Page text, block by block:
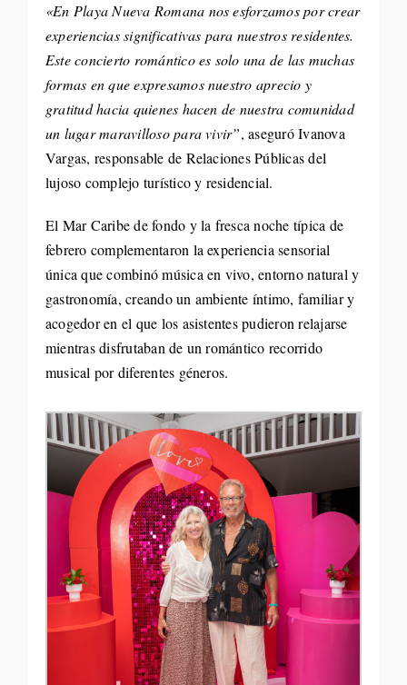
«En Playa Nueva Romana nos esforzamos por crear
experiencias significativas para nuestros residentes.
Este concierto romántico es solo una de las muchas
formas en que expresamos nuestro aprecio y
gratitud hacia quienes hacen de nuestra comunidad
un lugar maravilloso para vivir”, aseguró Ivanova
Vargas, responsable de Relaciones Públicas del
lujoso complejo turístico y residencial.
El Mar Caribe de fondo y la fresca noche típica de
febrero complementaron la experiencia sensorial
única que combinó música en vivo, entorno natural y
gastronomía, creando un ambiente íntimo, familiar y
acogedor en el que los asistentes pudieron relajarse
mientras disfrutaban de un romántico recorrido
musical por diferentes géneros.